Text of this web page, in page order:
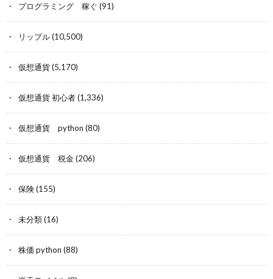
プログラミング 稼ぐ (91)
リップル(10,500)
仮想通貨(5,170)
仮想通貨 初心者(1,336)
仮想通貨 python (80)
仮想通貨 税金(206)
保険(155)
未分類(16)
株価 python (88)